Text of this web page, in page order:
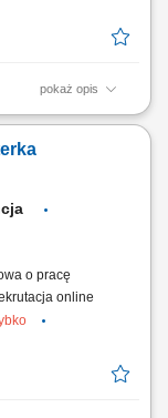
pokaż opis
kabinie na
oraz oklejanie
według
o pracę
online